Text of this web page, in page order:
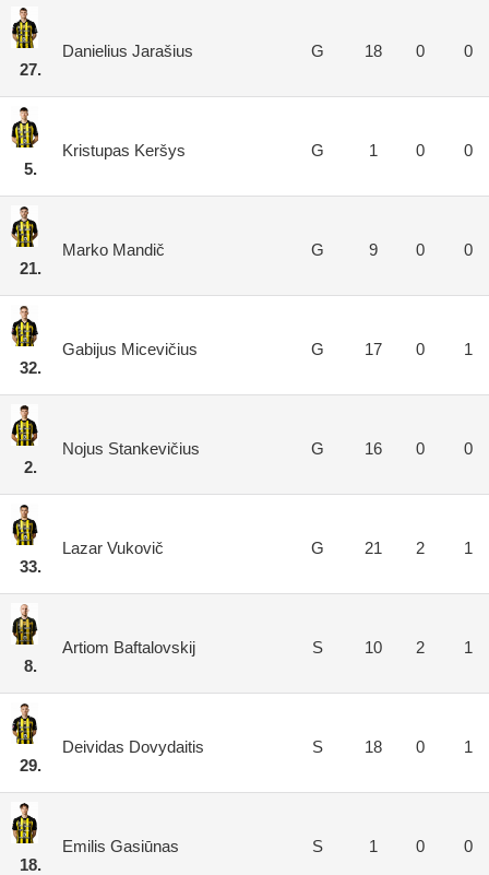
27.
Danielius Jarašius G 18 0 0
5.
Kristupas Keršys G 1 0 0
21.
Marko Mandič G 9 0 0
32.
Gabijus Micevičius G 17 0 1
2.
Nojus Stankevičius G 16 0 0
33.
Lazar Vukovič G 21 2 1
8.
Artiom Baftalovskij S 10 2 1
29.
Deividas Dovydaitis S 18 0 1
18.
Emilis Gasiūnas S 1 0 0